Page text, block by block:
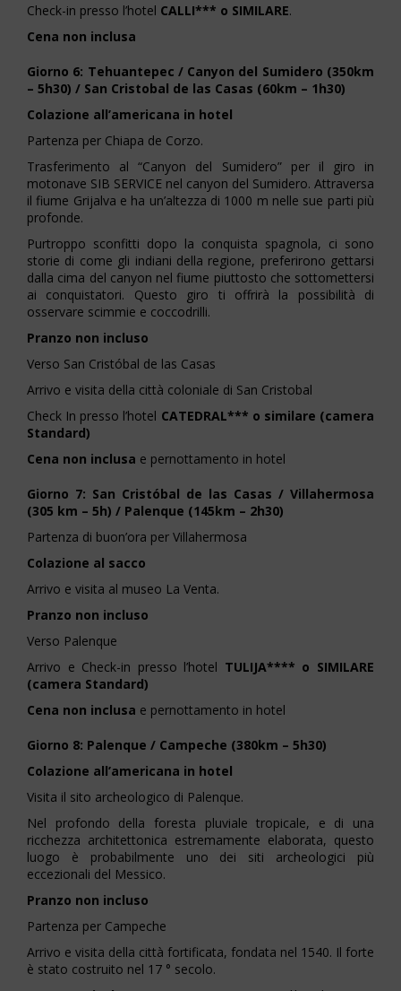
Check-in presso l’hotel CALLI*** o SIMILARE.
Cena non inclusa
Giorno 6: Tehuantepec / Canyon del Sumidero (350km
– 5h30) / San Cristobal de las Casas (60km – 1h30)
Colazione all’americana in hotel
Partenza per Chiapa de Corzo.
Trasferimento al “Canyon del Sumidero” per il giro in
motonave SIB SERVICE nel canyon del Sumidero. Attraversa
il fiume Grijalva e ha un’altezza di 1000 m nelle sue parti più
profonde.
Purtroppo sconfitti dopo la conquista spagnola, ci sono
storie di come gli indiani della regione, preferirono gettarsi
dalla cima del canyon nel fiume piuttosto che sottomettersi
ai conquistatori. Questo giro ti offrirà la possibilità di
osservare scimmie e coccodrilli.
Pranzo non incluso
Verso San Cristóbal de las Casas
Arrivo e visita della città coloniale di San Cristobal
Check In presso l’hotel CATEDRAL*** o similare (camera
Standard)
Cena non inclusa e pernottamento in hotel
Giorno 7: San Cristóbal de las Casas / Villahermosa
(305 km – 5h) / Palenque (145km – 2h30)
Partenza di buon’ora per Villahermosa
Colazione al sacco
Arrivo e visita al museo La Venta.
Pranzo non incluso
Verso Palenque
Arrivo e Check-in presso l’hotel TULIJA**** o SIMILARE
(camera Standard)
Cena non inclusa e pernottamento in hotel
Giorno 8: Palenque / Campeche (380km – 5h30)
Colazione all’americana in hotel
Visita il sito archeologico di Palenque.
Nel profondo della foresta pluviale tropicale, e di una
ricchezza architettonica estremamente elaborata, questo
luogo è probabilmente uno dei siti archeologici più
eccezionali del Messico.
Pranzo non incluso
Partenza per Campeche
Arrivo e visita della città fortificata, fondata nel 1540. Il forte
è stato costruito nel 17 ° secolo.